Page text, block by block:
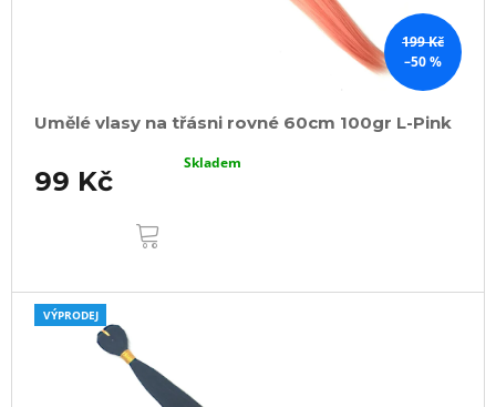
199 Kč
–50 %
Umělé vlasy na třásni rovné 60cm 100gr L-Pink
99 Kč
Skladem
VÝPRODEJ